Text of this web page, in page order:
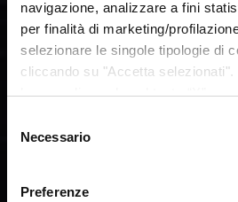
navigazione, analizzare a fini
per finalità di marketing/
selezionare le singole tipologie di
cliccando su "Accetta selezionati".
banner cliccando sul tasto “X”,
fruizione del sito. Potrai
ogni momento mediante il link
a fine pagina. Per ulteriori
prendere visione della
delNecessario
Preferenze